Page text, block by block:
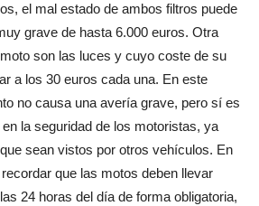
el mal estado de ambos filtros puede
grave de hasta 6.000 euros. Otra
son las luces y cuyo coste de su
a los 30 euros cada una. En este
no causa una avería grave, pero sí es
la seguridad de los motoristas, ya
sean vistos por otros vehículos. En
que las motos deben llevar
24 horas del día de forma obligatoria,